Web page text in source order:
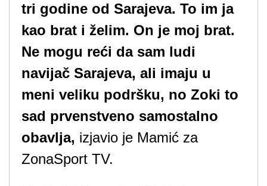
tri godine od Sarajeva. To im ja
kao brat i želim. On je moj brat.
Ne mogu reći da sam ludi
navijač Sarajeva, ali imaju u
meni veliku podršku, no Zoki to
sad prvenstveno samostalno
obavlja, izjavio je Mamić za
ZonaSport TV.